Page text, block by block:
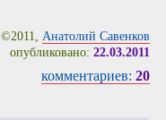
©2011, Анатолий Савенков
опубликовано: 22.03.2011
комментариев: 20